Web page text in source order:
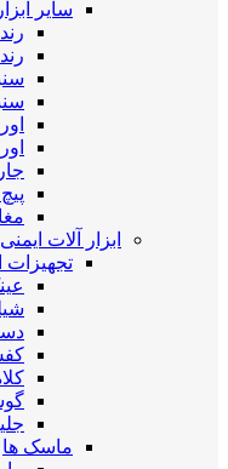
سایر
ابزار آلات ایمنی
تجهیزات
ماسک ها